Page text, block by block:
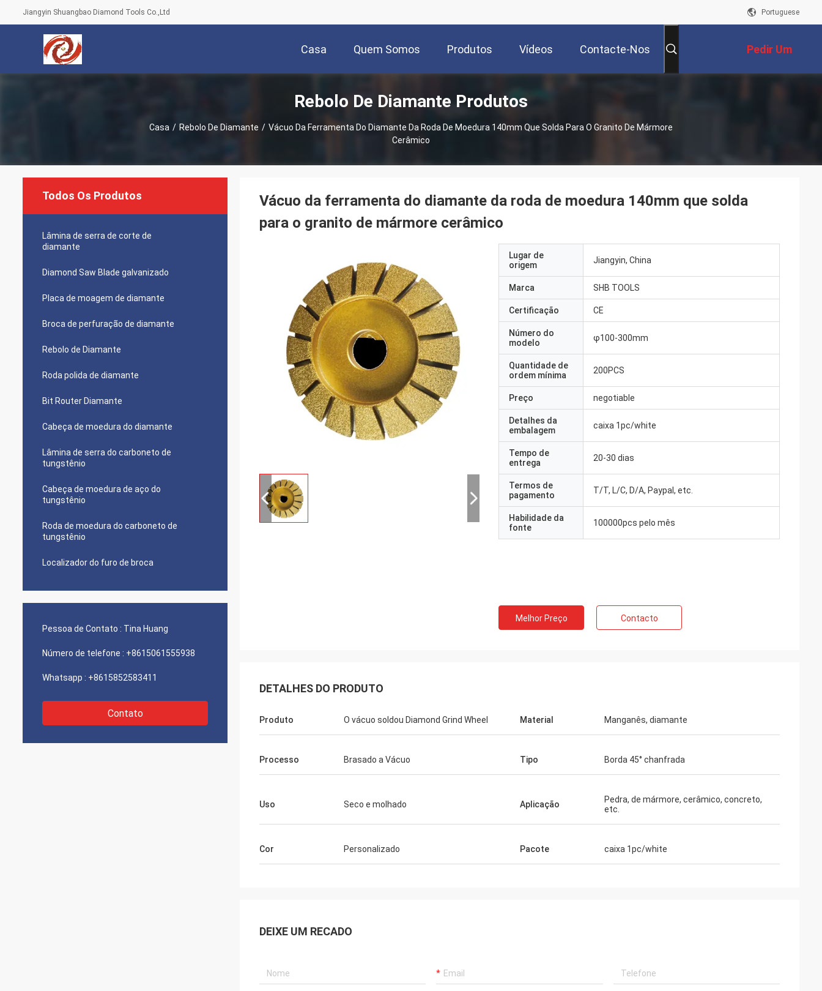
Jiangyin Shuangbao Diamond Tools Co.,Ltd Portuguese
Casa Quem Somos Produtos Vídeos Contacte-Nos Pedir Um
Orçamento
Rebolo De Diamante Produtos
Casa / Rebolo De Diamante / Vácuo Da Ferramenta Do Diamante Da Roda De Moedura 140mm Que Solda Para O Granito De Mármore
Cerâmico
Todos Os Produtos
Lâmina de serra de corte de
diamante
Diamond Saw Blade galvanizado
Placa de moagem de diamante
Broca de perfuração de diamante
Rebolo de Diamante
Roda polida de diamante
Bit Router Diamante
Cabeça de moedura do diamante
Lâmina de serra do carboneto de
tungstênio
Cabeça de moedura de aço do
tungstênio
Roda de moedura do carboneto de
tungstênio
Localizador do furo de broca
Pessoa de Contato : Tina Huang
Número de telefone : +8615061555938
Whatsapp : +8615852583411
Contato
Vácuo da ferramenta do diamante da roda de moedura 140mm que solda
para o granito de mármore cerâmico
Lugar de
origem
Jiangyin, China
Marca SHB TOOLS
Certificação CE
Número do
modelo
φ100-300mm
Quantidade de
ordem mínima
200PCS
Preço negotiable
Detalhes da
embalagem
caixa 1pc/white
Tempo de
entrega
20-30 dias
Termos de
pagamento
T/T, L/C, D/A, Paypal, etc.
Habilidade da
fonte
100000pcs pelo mês
Melhor Preço Contacto
DETALHES DO PRODUTO
Produto O vácuo soldou Diamond Grind Wheel Material Manganês, diamante
Processo Brasado a Vácuo Tipo Borda 45° chanfrada
Uso Seco e molhado Aplicação
Pedra, de mármore, cerâmico, concreto,
etc.
Cor Personalizado Pacote caixa 1pc/white
DEIXE UM RECADO